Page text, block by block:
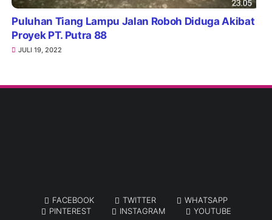
Puluhan Tiang Lampu Jalan Roboh Diduga Akibat
Proyek PT. Putra 88
JULI 19, 2022
FACEBOOK TWITTER
WHATSAPP
PINTEREST
INSTAGRAM YOUTUBE